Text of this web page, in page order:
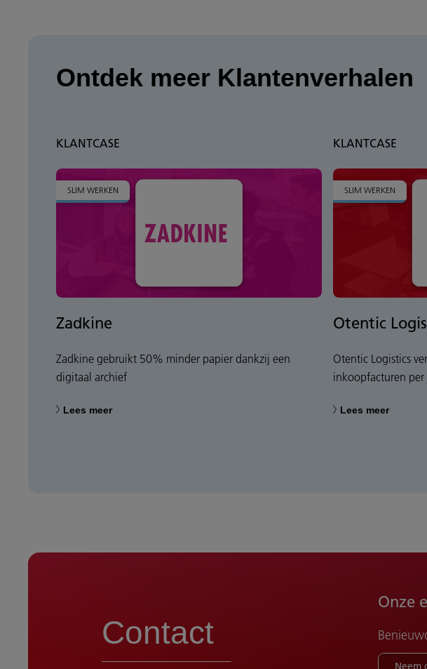
Ontdek meer Klantenverhalen
KLANTCASE
SLIM WERKEN
Zadkine
Zadkine gebruikt 50% minder papier dankzij een
digitaal archief
Lees meer
KLANTCASE
SLIM WERKEN
Otentic
Otentic Logistics
inkoopfacturen
Lees meer
Contact
Onze